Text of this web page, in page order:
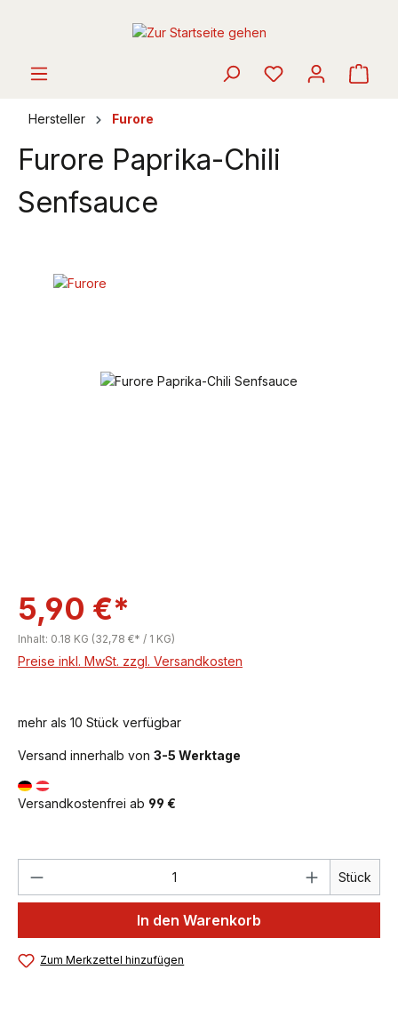
Hersteller Furore
Furore Paprika-Chili
Senfsauce
Bildergalerie überspringen
5,90 €*
Inhalt: 0.18 KG (32,78 €* / 1 KG)
Preise inkl. MwSt. zzgl. Versandkosten
mehr als 10 Stück verfügbar
Versand innerhalb von 3-5 Werktage
Versandkostenfrei ab 99 €
Produkt Anzahl: Gib den Stück
In den Warenkorb
Zum Merkzettel hinzufügen